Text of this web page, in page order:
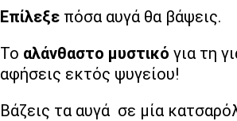
Επίλεξε πόσα αυγά θα βάψεις.
Το αλάνθαστο μυστικό για τη
αφήσεις εκτός ψυγείου!
Βάζεις τα αυγά σε μία